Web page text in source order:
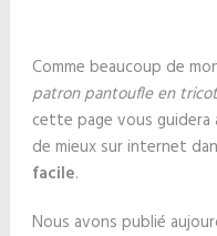
Comme beaucoup de
patron pantoufle en
cette page vous
de mieux sur internet
facile.
Nous avons publié